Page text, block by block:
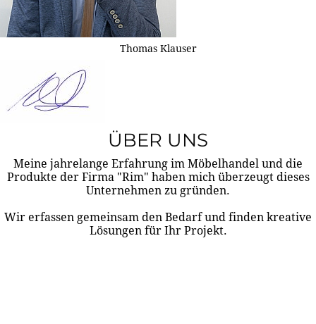
Thomas Klauser
ÜBER UNS
Meine jahrelange Erfahrung im Möbelhandel und die
Produkte der Firma "Rim" haben mich überzeugt dieses
Unternehmen zu gründen.
Wir erfassen gemeinsam den Bedarf und finden kreative
Lösungen für Ihr Projekt.